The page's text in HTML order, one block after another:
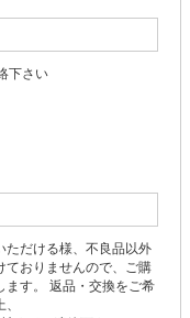
下さい
ただける様、不良品以外
ておりませんので、ご購
ます。 返品・交換をご希